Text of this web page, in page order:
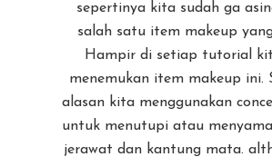
sepertinya kita sudah ga
salah satu item makeup
Hampir di setiap tutorial
menemukan item makeup ini.
alasan kita menggunakan
untuk menutupi atau
jerawat dan kantung mata.